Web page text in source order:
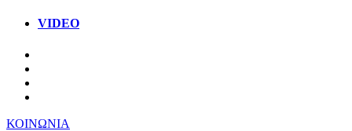
VIDEO
ΚΟΙΝΩΝΙΑ